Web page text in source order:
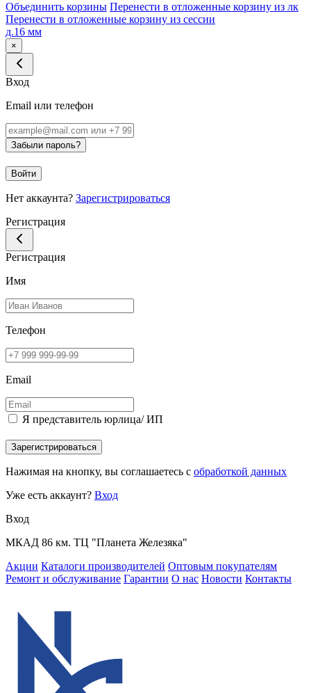
Объединить корзины Перенести в отложенные корзину из лк
Перенести в отложенные корзину из сессии
д.16 мм
×
Вход
Email или телефон
Забыли пароль?
Войти
Нет аккаунта? Зарегистрироваться
Регистрация
Регистрация
Имя
Телефон
Email
Я представитель юрлица/ ИП
Зарегистрироваться
Нажимая на кнопку, вы соглашаетесь с обработкой данных
Уже есть аккаунт? Вход
Вход
МКАД 86 км. ТЦ "Планета Железяка"
Акции Каталоги производителей Оптовым покупателям
Ремонт и обслуживание Гарантии О нас Новости Контакты